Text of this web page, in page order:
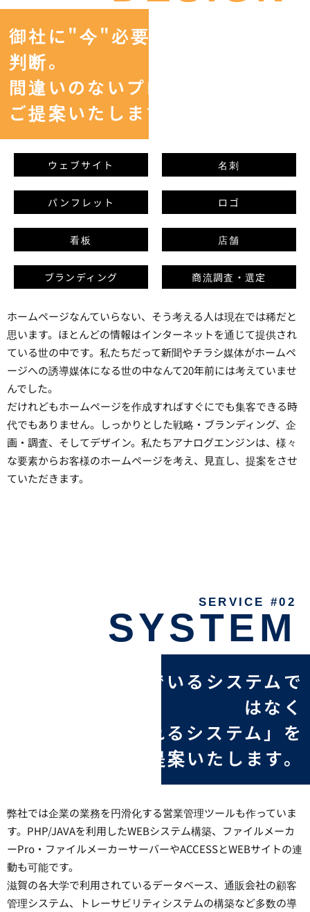
御社に"今"必要な媒体を的確に
判断。
間違いのないプロモーションを
ご提案いたします。
ウェブサイト 名刺
パンフレット ロゴ
看板 店舗
ブランディング 商流調査・選定
ホームページなんていらない、そう考える人は現在では稀だと
思います。ほとんどの情報はインターネットを通じて提供され
ている世の中です。私たちだって新聞やチラシ媒体がホームペ
ージへの誘導媒体になる世の中なんて20年前には考えていませ
んでした。
だけれどもホームページを作成すればすぐにでも集客できる時
代でもありません。しっかりとした戦略・ブランディング、企
画・調査、そしてデザイン。私たちアナログエンジンは、様々
な要素からお客様のホームページを考え、見直し、提案をさせ
ていただきます。
SERVICE #02
SYSTEM
必要と思い込んでいるシステムで
はなく
「必要とされるシステム」を
弊社からご提案いたします。
弊社では企業の業務を円滑化する営業管理ツールも作っていま
す。PHP/JAVAを利用したWEBシステム構築、ファイルメーカ
ーPro・ファイルメーカーサーバーやACCESSとWEBサイトの連
動も可能です。
滋賀の各大学で利用されているデータベース、通販会社の顧客
管理システム、トレーサビリティシステムの構築など多数の導